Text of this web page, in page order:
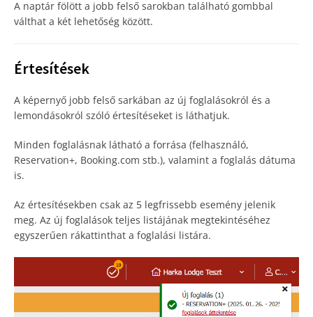
A naptár fölött a jobb felső sarokban található gombbal
válthat a két lehetőség között.
Értesítések
A képernyő jobb felső sarkában az új foglalásokról és a
lemondásokról szóló értesítéseket is láthatjuk.
Minden foglalásnak látható a forrása (felhasználó,
Reservation+, Booking.com stb.), valamint a foglalás dátuma
is.
Az értesítésekben csak az 5 legfrissebb esemény jelenik
meg. Az új foglalások teljes listájának megtekintéséhez
egyszerűen rákattinthat a foglalási listára.